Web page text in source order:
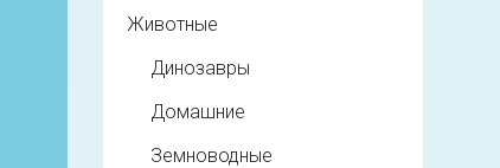
Животные
Динозавры
Домашние
Земноводные